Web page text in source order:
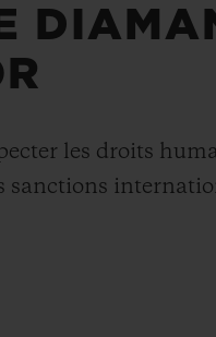
les droits
sanctions